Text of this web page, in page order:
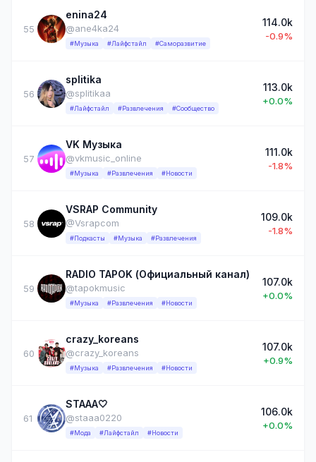
55
enina24
@ane4ka24
#Музыка #Лайфстайл #Саморазвитие
114.0k
-0.9%
56
splitika
@splitikaa
#Лайфстайл #Развлечения #Сообщество
113.0k
+0.0%
57
VK Музыка
@vkmusic_online
#Музыка #Развлечения #Новости
111.0k
-1.8%
58
VSRAP Community
@Vsrapcom
#Подкасты #Музыка #Развлечения
109.0k
-1.8%
59
RADIO TAPOK (Официальный канал)
@tapokmusic
#Музыка #Развлечения #Новости
107.0k
+0.0%
60
crazy_koreans
@crazy_koreans
#Музыка #Развлечения #Новости
107.0k
+0.9%
61
STAAA🤍
@staaa0220
#Мода #Лайфстайл #Новости
106.0k
+0.0%